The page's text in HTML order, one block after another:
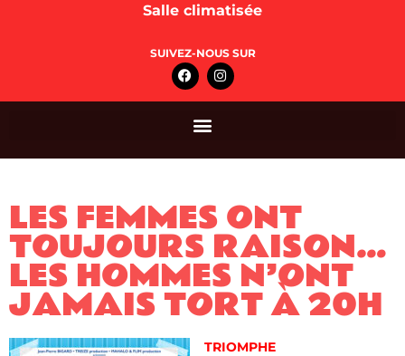
Salle climatisée
SUIVEZ-NOUS SUR
LES FEMMES ONT
TOUJOURS RAISON…
LES HOMMES N’ONT
JAMAIS TORT À 20H
TRIOMPHE